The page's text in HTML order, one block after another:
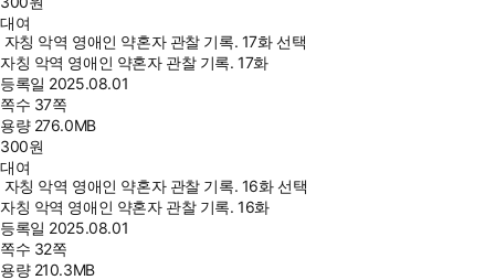
대여
자칭 악역 영애인 약혼자 관찰 기록. 17화 선택
자칭 악역 영애인 약혼자 관찰 기록. 17화
등록일 2025.08.01
쪽수 37쪽
용량 276.0MB
300원
대여
자칭 악역 영애인 약혼자 관찰 기록. 16화 선택
자칭 악역 영애인 약혼자 관찰 기록. 16화
등록일 2025.08.01
쪽수 32쪽
용량 210.3MB